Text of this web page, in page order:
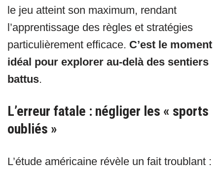
le jeu atteint son maximum, rendant
l’apprentissage des règles et stratégies
particulièrement efficace. C’est le moment
idéal pour explorer au-delà des sentiers
battus.
L’erreur fatale : négliger les « sports
oubliés »
L’étude américaine révèle un fait troublant :